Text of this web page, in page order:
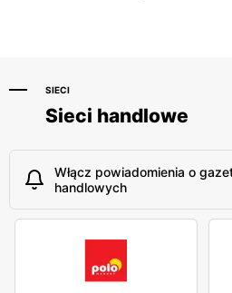
SIECI
Sieci handlowe
Włącz powiadomienia o
handlowych